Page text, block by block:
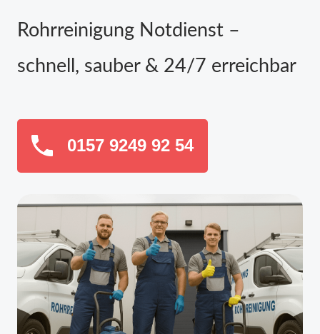
Rohrreinigung Notdienst –
schnell, sauber & 24/7 erreichbar
0157 9249 92 54